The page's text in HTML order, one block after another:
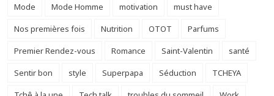
Mode
Mode Homme motivation
must have
Nos premières fois
Nutrition OTOT
Parfums
Premier Rendez-vous
Romance Saint-Valentin
santé
Sentir bon
style Superpapa Séduction
TCHEYA